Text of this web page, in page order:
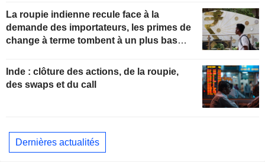
La roupie indienne recule face à la
demande des importateurs, les primes de
change à terme tombent à un plus bas
Inde : clôture des actions, de la roupie,
des swaps et du call
Dernières actualités